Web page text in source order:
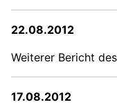
22.08.2012
Weiterer Bericht
17.08.2012